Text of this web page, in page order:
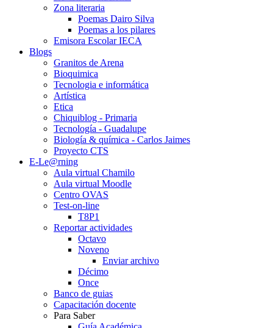
Zona literaria
Poemas Dairo Silva
Poemas a los pilares
Emisora Escolar IECA
Blogs
Granitos de Arena
Bioquimica
Tecnologia e informática
Artística
Etica
Chiquiblog - Primaria
Tecnología - Guadalupe
Biología & química - Carlos Jaimes
Proyecto CTS
E-Le@rning
Aula virtual Chamilo
Aula virtual Moodle
Centro OVAS
Test-on-line
T8P1
Reportar actividades
Octavo
Noveno
Enviar archivo
Décimo
Once
Banco de guias
Capacitación docente
Para Saber